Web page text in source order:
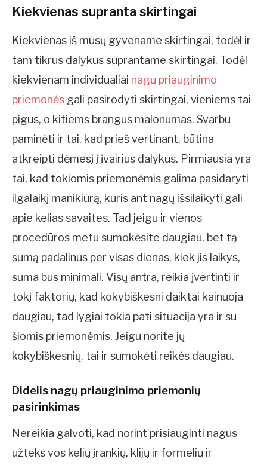
Kiekvienas supranta skirtingai
Kiekvienas iš mūsų gyvename skirtingai, todėl ir
tam tikrus dalykus suprantame skirtingai. Todėl
kiekvienam individualiai nagų priauginimo
priemonės gali pasirodyti skirtingai, vieniems tai
pigus, o kitiems brangus malonumas. Svarbu
paminėti ir tai, kad prieš vertinant, būtina
atkreipti dėmesį į įvairius dalykus. Pirmiausia yra
tai, kad tokiomis priemonėmis galima pasidaryti
ilgalaikį manikiūrą, kuris ant nagų išsilaikyti gali
apie kelias savaites. Tad jeigu ir vienos
procedūros metu sumokėsite daugiau, bet tą
sumą padalinus per visas dienas, kiek jis laikys,
suma bus minimali. Visų antra, reikia įvertinti ir
tokį faktorių, kad kokybiškesni daiktai kainuoja
daugiau, tad lygiai tokia pati situacija yra ir su
šiomis priemonėmis. Jeigu norite jų
kokybiškesnių, tai ir sumokėti reikės daugiau.
Didelis nagų priauginimo priemonių
pasirinkimas
Nereikia galvoti, kad norint prisiauginti nagus
užteks vos kelių įrankių, klijų ir formelių ir